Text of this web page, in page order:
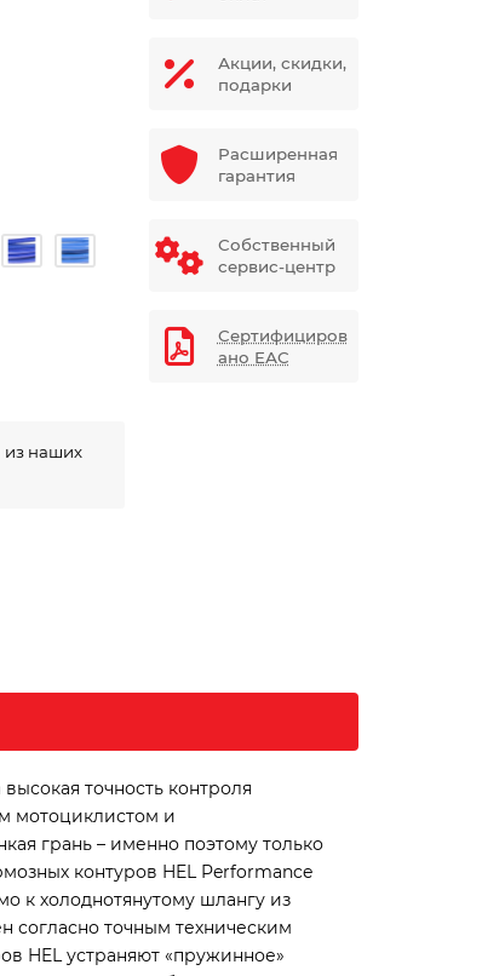
из наших
Акции, скидки,
подарки
Расширенная
гарантия
Собственный
сервис-центр
Сертифициров
ано ЕАС
точность контроля
мотоциклистом и
грань – именно поэтому только
контуров HEL Performance
к холоднотянутому шлангу из
точным техническим
HEL устраняют «пружинное»